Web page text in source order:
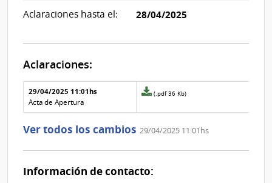
Aclaraciones hasta el: 28/04/2025
Aclaraciones:
Aclaraciones del llamado
Fecha y
texto de
la
Archivo
de la
29/04/2025 11:01hs
Acta de Apertura
Archivo
de
aclaración
0
(.pdf 36 Kb)
Ver todos los cambios 29/04/2025 11:01hs
Información de contacto: